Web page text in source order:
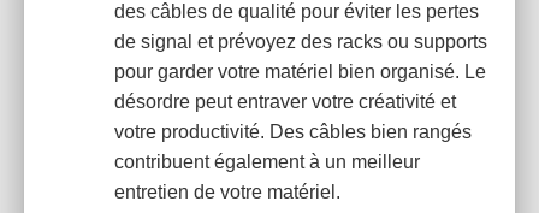
des câbles de qualité pour éviter les pertes
de signal et prévoyez des racks ou supports
pour garder votre matériel bien organisé. Le
désordre peut entraver votre créativité et
votre productivité. Des câbles bien rangés
contribuent également à un meilleur
entretien de votre matériel.